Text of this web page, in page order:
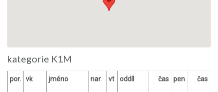
kategorie K1M
por. vk jméno nar. vt oddíl čas pen čas